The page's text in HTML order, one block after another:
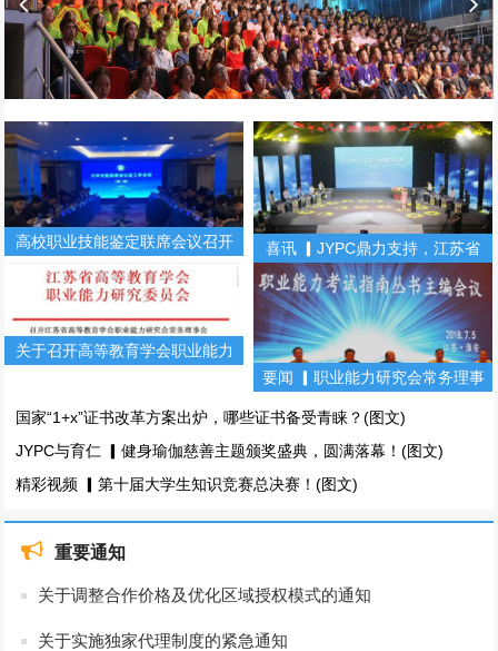
高校职业技能鉴定联席会议召开
（第二期）
喜讯 ▎JYPC鼎力支持，江苏省
第十届大学生知识竞赛！(图文)
关于召开高等教育学会职业能力
书主编会的通知
要闻 ▎职业能力研究会常务理事
会暨职业能力考试指南丛书主编
国家“1+x”证书改革方案出炉，哪些证书备受青睐？(图文)
JYPC与育仁 ▎健身瑜伽慈善主题颁奖盛典，圆满落幕！(图文)
精彩视频 ▎第十届大学生知识竞赛总决赛！(图文)
重要通知
关于调整合作价格及优化区域授权模式的通知
关于实施独家代理制度的紧急通知